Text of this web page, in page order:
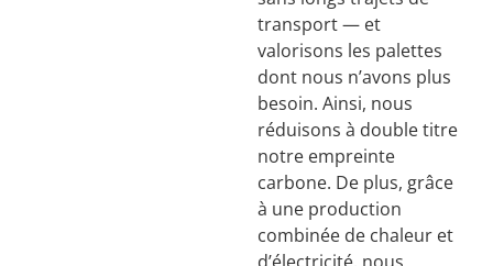
transport — et
valorisons les palettes
dont nous n’avons plus
besoin. Ainsi, nous
réduisons à double titre
notre empreinte
carbone. De plus, grâce
à une production
combinée de chaleur et